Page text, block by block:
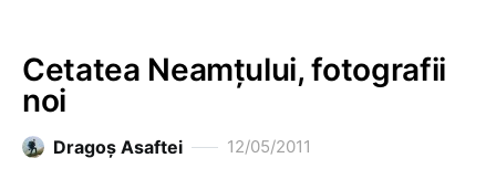
Cetatea Neamţului, fotografii
noi
Dragoş Asaftei 12/05/2011